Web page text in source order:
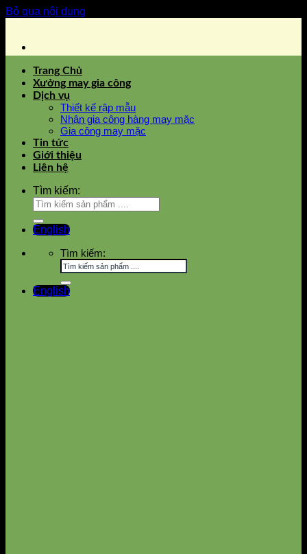
Bỏ qua nội dung
Trang Chủ
Xưởng may gia công
Dịch vụ
Thiết kế rập mẫu
Nhận gia công hàng may mặc
Gia công may mặc
Tin tức
Giới thiệu
Liên hệ
Tìm kiếm:
English
Tìm kiếm:
English